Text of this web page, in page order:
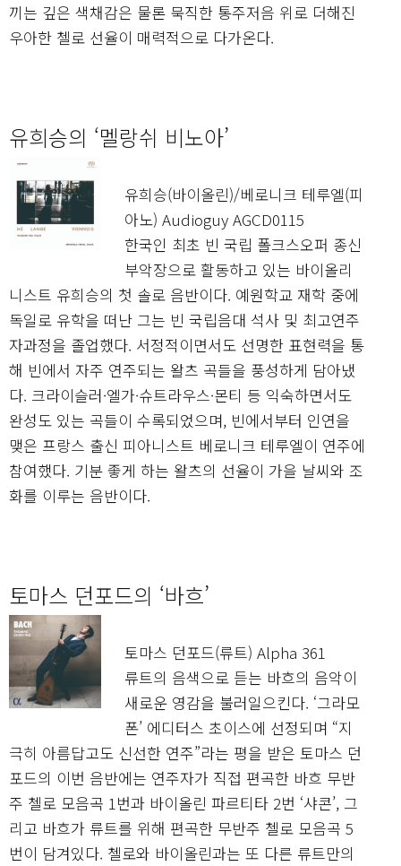
끼는 깊은 색채감은 물론 묵직한 통주저음 위로 더해진
우아한 첼로 선율이 매력적으로 다가온다.
유희승의 ‘멜랑쉬 비노아’
유희승(바이올린)/베로니크 테루엘(피
아노) Audioguy AGCD0115
한국인 최초 빈 국립 폴크스오퍼 종신
부악장으로 활동하고 있는 바이올리
니스트 유희승의 첫 솔로 음반이다. 예원학교 재학 중에
독일로 유학을 떠난 그는 빈 국립음대 석사 및 최고연주
자과정을 졸업했다. 서정적이면서도 선명한 표현력을 통
해 빈에서 자주 연주되는 왈츠 곡들을 풍성하게 담아냈
다. 크라이슬러·엘가·슈트라우스·몬티 등 익숙하면서도
완성도 있는 곡들이 수록되었으며, 빈에서부터 인연을
맺은 프랑스 출신 피아니스트 베로니크 테루엘이 연주에
참여했다. 기분 좋게 하는 왈츠의 선율이 가을 날씨와 조
화를 이루는 음반이다.
토마스 던포드의 ‘바흐’
토마스 던포드(류트) Alpha 361
류트의 음색으로 듣는 바흐의 음악이
새로운 영감을 불러일으킨다. ‘그라모
폰’ 에디터스 초이스에 선정되며 “지
극히 아름답고도 신선한 연주”라는 평을 받은 토마스 던
포드의 이번 음반에는 연주자가 직접 편곡한 바흐 무반
주 첼로 모음곡 1번과 바이올린 파르티타 2번 ‘샤콘’, 그
리고 바흐가 류트를 위해 편곡한 무반주 첼로 모음곡 5
번이 담겨있다. 첼로와 바이올린과는 또 다른 류트만의